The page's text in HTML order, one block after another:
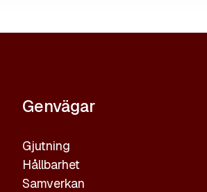
Genvägar
Gjutning
Hållbarhet
Samverkan